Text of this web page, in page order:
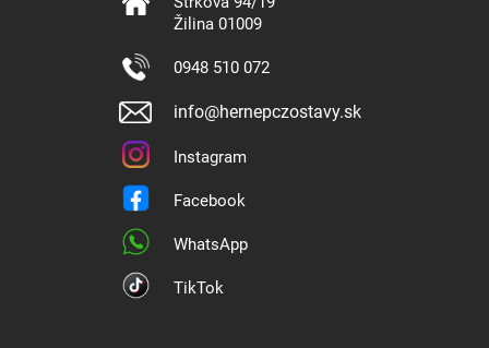
Žilina 01009
0948 510 072
info@hernepczostavy.sk
Instagram
Facebook
WhatsApp
TikTok